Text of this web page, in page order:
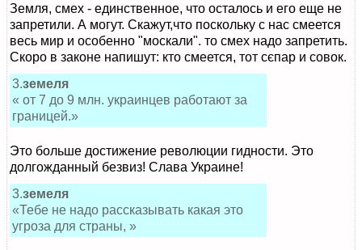
Земля, смех - единственное, что осталось и его еще не
запретили. А могут. Скажут,что поскольку с нас смеется
весь мир и особенно "москали". то смех надо запретить.
Скоро в законе напишут: кто смеется, тот сєпар и совок.
3.земеля
« от 7 до 9 млн. украинцев работают за
границей.»
Это больше достижение революции гидности. Это
долгожданный безвиз! Слава Украине!
3.земеля
«Тебе не надо рассказывать какая это
угроза для страны, »